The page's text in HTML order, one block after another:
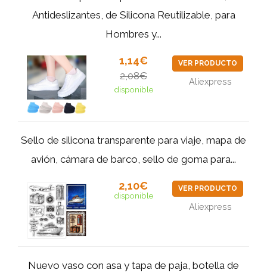
Antideslizantes, de Silicona Reutilizable, para
Hombres y...
1,14€
2,08€
disponible
VER PRODUCTO
Aliexpress
Sello de silicona transparente para viaje, mapa de
avión, cámara de barco, sello de goma para...
2,10€
disponible
VER PRODUCTO
Aliexpress
Nuevo vaso con asa y tapa de paja, botella de